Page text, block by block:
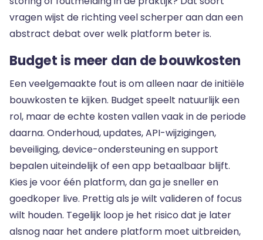
vragen wijst de richting veel scherper aan dan een
abstract debat over welk platform beter is.
Budget is meer dan de bouwkosten
Een veelgemaakte fout is om alleen naar de initiële
bouwkosten te kijken. Budget speelt natuurlijk een
rol, maar de echte kosten vallen vaak in de periode
daarna. Onderhoud, updates, API-wijzigingen,
beveiliging, device-ondersteuning en support
bepalen uiteindelijk of een app betaalbaar blijft.
Kies je voor één platform, dan ga je sneller en
goedkoper live. Prettig als je wilt valideren of focus
wilt houden. Tegelijk loop je het risico dat je later
alsnog naar het andere platform moet uitbreiden,